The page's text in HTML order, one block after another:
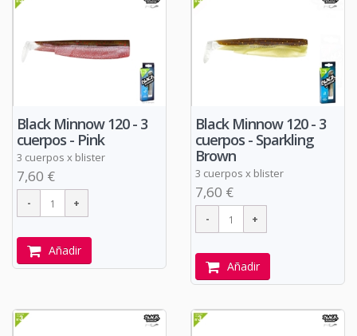
Black Minnow 120 - 3
cuerpos - Pink
3 cuerpos x blister
7,60 €
Añadir
Black Minnow 120 - 3
cuerpos - Sparkling
Brown
3 cuerpos x blister
7,60 €
Añadir